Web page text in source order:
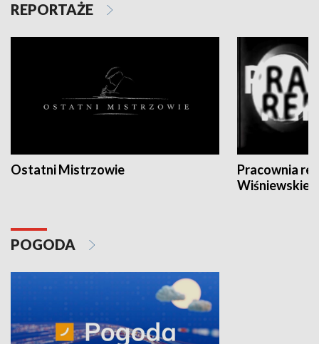
REPORTAŻE
Ostatni Mistrzowie
Pracownia
POGODA